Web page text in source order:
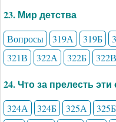
23. Мир детства
Вопросы 319А 319Б
321В
322А 322Б 322В
24. Что за прелесть эти
324А 324Б 325А 325Б